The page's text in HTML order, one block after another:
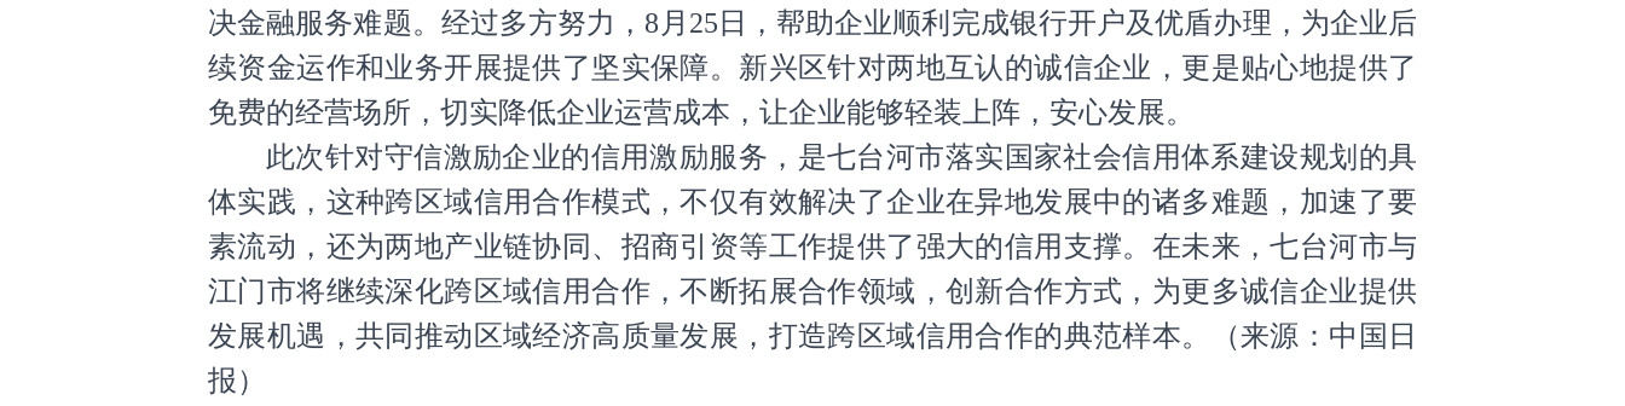
决金融服务难题。经过多方努力，8月25日，帮助企业顺利完成银行开户及优盾办理，为企业后
续资金运作和业务开展提供了坚实保障。新兴区针对两地互认的诚信企业，更是贴心地提供了
免费的经营场所，切实降低企业运营成本，让企业能够轻装上阵，安心发展。
此次针对守信激励企业的信用激励服务，是七台河市落实国家社会信用体系建设规划的具
体实践，这种跨区域信用合作模式，不仅有效解决了企业在异地发展中的诸多难题，加速了要
素流动，还为两地产业链协同、招商引资等工作提供了强大的信用支撑。在未来，七台河市与
江门市将继续深化跨区域信用合作，不断拓展合作领域，创新合作方式，为更多诚信企业提供
发展机遇，共同推动区域经济高质量发展，打造跨区域信用合作的典范样本。
（来源：中国日
报 ）